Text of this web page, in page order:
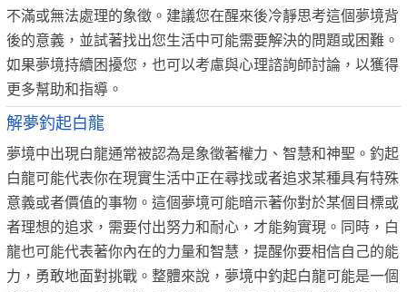
不滿或無法處理的象徵。建議您在醒來後冷靜思考這個夢境背
後的意義，並試著找出您生活中可能需要解決的問題或困難。
如果夢境持續困擾您，也可以考慮與心理諮詢師討論，以獲得
更多幫助和指導。
解夢釣起白龍
夢境中出現白龍通常被認為是象徵著權力、智慧和神聖。釣起
白龍可能代表你在現實生活中正在尋找或者追求某種具有特殊
意義或者價值的事物。這個夢境可能暗示著你對於某個目標或
者理想的追求，需要付出努力和耐心，才能夠實現。同時，白
龍也可能代表著你內在的力量和智慧，提醒你要相信自己的能
力，勇敢地面對挑戰。整體來說，夢境中釣起白龍可能是一個